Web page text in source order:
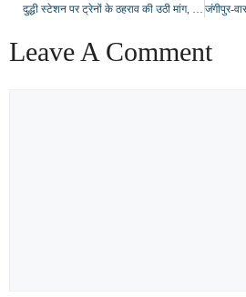
Leave A Comment